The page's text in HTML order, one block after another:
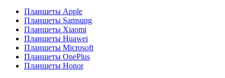
Планшеты Apple
Планшеты Samsung
Планшеты Xiaomi
Планшеты Huawei
Планшеты Microsoft
Планшеты OnePlus
Планшеты Honor